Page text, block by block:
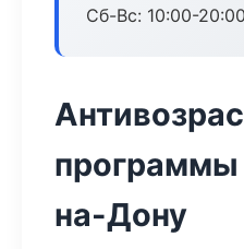
Сб-Вс: 10:00-20:00
программы
на-Дону